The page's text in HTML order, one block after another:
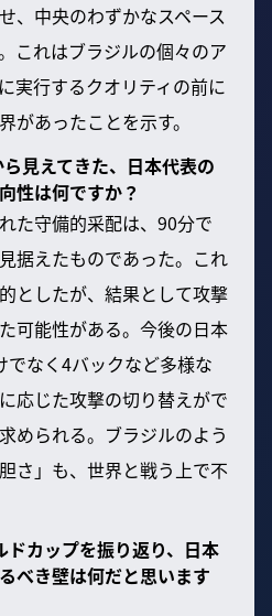
、中央のわずかなスペース
これはブラジルの個々のア
実行するクオリティの前に
があったことを示す。
見えてきた、日本代表の
性は何ですか？
た守備的采配は、90分で
据えたものであった。これ
としたが、結果として攻撃
可能性がある。今後の日本
なく4バックなど多様な
応じた攻撃の切り替えがで
められる。ブラジルのよう
さ」も、世界と戦う上で不
ドカップを振り返り、日本
べき壁は何だと思います